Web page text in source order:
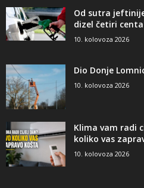
Od sutra
dizel četiri
10. kolovoza 2026
Dio Donje
10. kolovoza 2026
Klima vam radi
koliko vas
10. kolovoza 2026